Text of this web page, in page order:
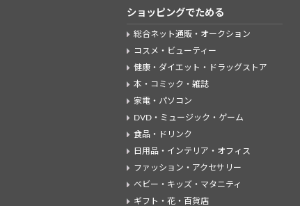
ショッピングでためる
総合ネット通販・オークション
コスメ・ビューティー
健康・ダイエット・ドラッグストア
本・コミック・雑誌
家電・パソコン
DVD・ミュージック・ゲーム
食品・ドリンク
日用品・インテリア・オフィス
ファッション・アクセサリー
ベビー・キッズ・マタニティ
ギフト・花・百貨店